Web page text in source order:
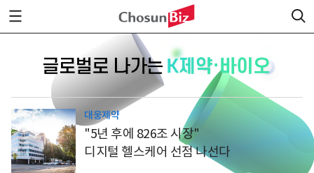
대웅제약
"5년 후에 826조 시장"
디지털 헬스케어 선점 나선다